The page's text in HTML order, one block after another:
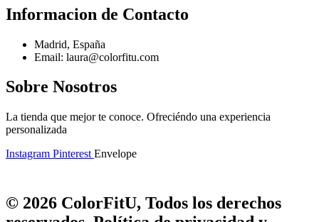
Informacion de Contacto
Madrid, España
Email: laura@colorfitu.com
Sobre Nosotros
La tienda que mejor te conoce. Ofreciéndo una experiencia
personalizada
Instagram Pinterest Envelope
© 2026 ColorFitU, Todos los derechos